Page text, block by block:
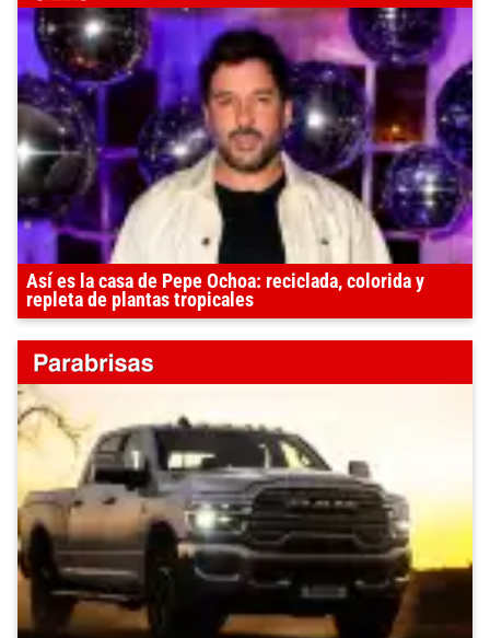
Así es la casa de Pepe Ochoa: reciclada, colorida y
repleta de plantas tropicales